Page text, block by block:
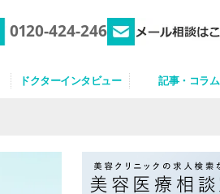
0120-424-246
ドクターインタビュー 記事・コラム